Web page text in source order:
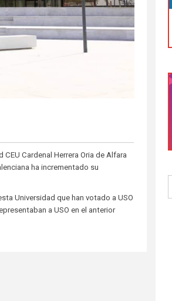
Cardenal Herrera Oria de Alfara
ha incrementado su
Universidad que han votado a USO
a USO en el anterior